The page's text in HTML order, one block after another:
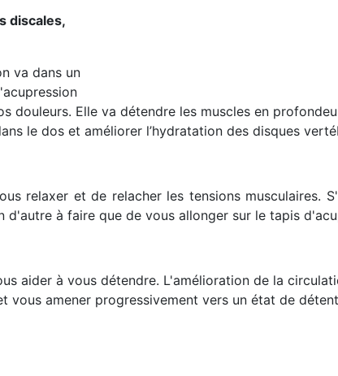
discales,
va dans un
Elle va détendre les muscles en
le dos et améliorer l’hydratation des disques
relaxer et de relacher les tensions musculaires.
à faire que de vous allonger sur le tapis
aider à vous détendre. L'amélioration de la
amener progressivement vers un état de